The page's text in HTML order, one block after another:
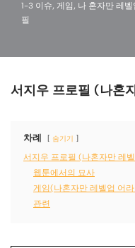
1-3 이슈, 게임 , 나 혼자만 레벨
필
서지우 프로필 (나혼
차례 숨기기
서지우 프로필 (나혼자만 레
웹툰에서의 묘사
게임(나혼자만 레벨업 어
관련